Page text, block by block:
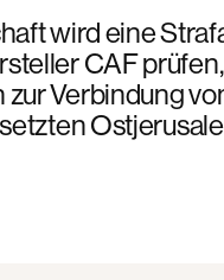
wird eine
CAF
Verbindung